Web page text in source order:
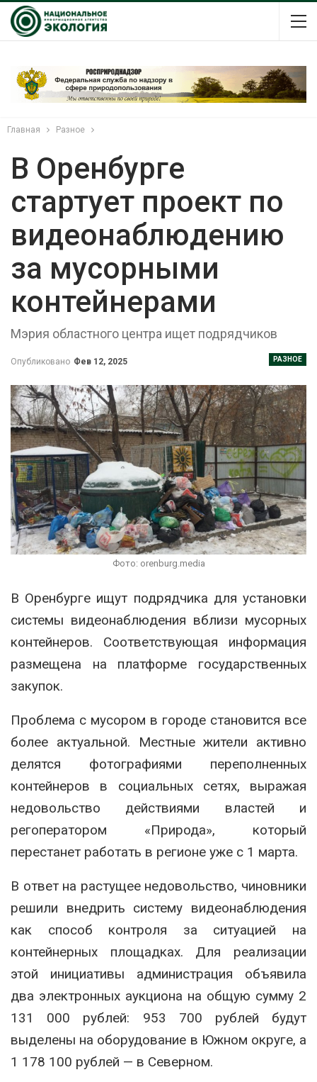
Главная Разное
В Оренбурге
стартует проект по
видеонаблюдению
за мусорными
контейнерами
Мэрия областного центра ищет подрядчиков
РАЗНОЕ
Опубликовано Фев 12, 2025
Фото: orenburg.media
В Оренбурге ищут подрядчика для установки
системы видеонаблюдения вблизи мусорных
контейнеров. Соответствующая информация
размещена на платформе государственных
закупок.
Проблема с мусором в городе становится все
более актуальной. Местные жители активно
делятся фотографиями переполненных
контейнеров в социальных сетях, выражая
недовольство действиями властей и
регоператором «Природа», который
перестанет работать в регионе уже с 1 марта.
В ответ на растущее недовольство, чиновники
решили внедрить систему видеонаблюдения
как способ контроля за ситуацией на
контейнерных площадках. Для реализации
этой инициативы администрация объявила
два электронных аукциона на общую сумму 2
131 000 рублей: 953 700 рублей будут
выделены на оборудование в Южном округе, а
1 178 100 рублей — в Северном.